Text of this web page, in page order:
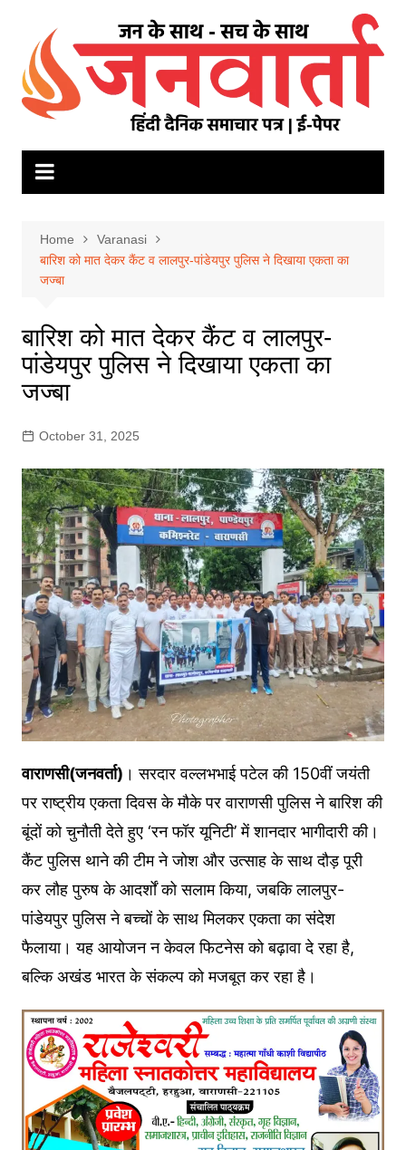
content
Home
Varanasi
बारिश को मात देकर कैंट व लालपुर-पांडेयपुर पुलिस ने दिखाया एकता का
जज्बा
बारिश को मात देकर कैंट व लालपुर-
पांडेयपुर पुलिस ने दिखाया एकता का
जज्बा
October 31, 2025
वाराणसी(जनवर्ता) । सरदार वल्लभभाई पटेल की 150वीं जयंती
पर राष्ट्रीय एकता दिवस के मौके पर वाराणसी पुलिस ने बारिश की
बूंदों को चुनौती देते हुए ‘रन फॉर यूनिटी’ में शानदार भागीदारी की।
कैंट पुलिस थाने की टीम ने जोश और उत्साह के साथ दौड़ पूरी
कर लौह पुरुष के आदर्शों को सलाम किया, जबकि लालपुर-
पांडेयपुर पुलिस ने बच्चों के साथ मिलकर एकता का संदेश
फैलाया। यह आयोजन न केवल फिटनेस को बढ़ावा दे रहा है,
बल्कि अखंड भारत के संकल्प को मजबूत कर रहा है।